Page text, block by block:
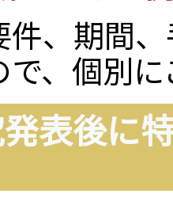
、期間
、個別
表後に